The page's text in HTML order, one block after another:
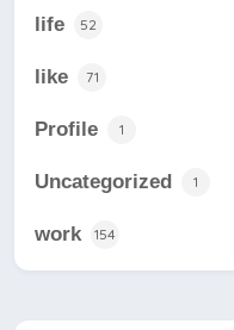
life 52
like 71
Profile 1
Uncategorized 1
work 154